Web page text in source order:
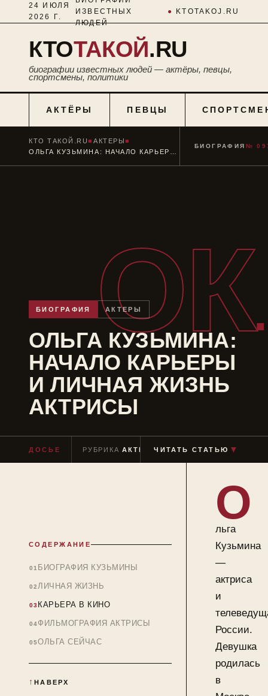
24 ИЮЛЯ
2026 Г.
ИЗВЕСТНЫХ
ЛЮДЕЙ
● KTOTAKOJ.RU
КТОТАКОЙ.RU
биографии известных людей — актёры, певцы,
спортсмены, политики
АКТЁРЫ ПЕВЦЫ
ОК
КТО ТАКОЙ.RU■АКТЕРЫ■
БИОГРАФИЯ №
БИОГРАФИЯ АКТЕРЫ
ОЛЬГА КУЗЬМИНА:
НАЧАЛО КАРЬЕРЫ
И ЛИЧНАЯ ЖИЗНЬ
АКТРИСЫ
ДОСЬЕ РУБРИКААКТЕРЫ ЧТЕНИЕ ≈ 6 МИН
ЧИТАТЬ СТАТЬЮ ▼
СОДЕРЖАНИЕ
БИОГРАФИЯ КУЗЬМИНЫ
ЛИЧНАЯ ЖИЗНЬ
КАРЬЕРА В КИНО
ФИЛЬМОГРАФИЯ АКТРИСЫ
ОЛЬГА СЕЙЧАС
НАВЕРХ
О
льга
Кузьмина
—
актриса
и
России.
Девушка
родилась
в